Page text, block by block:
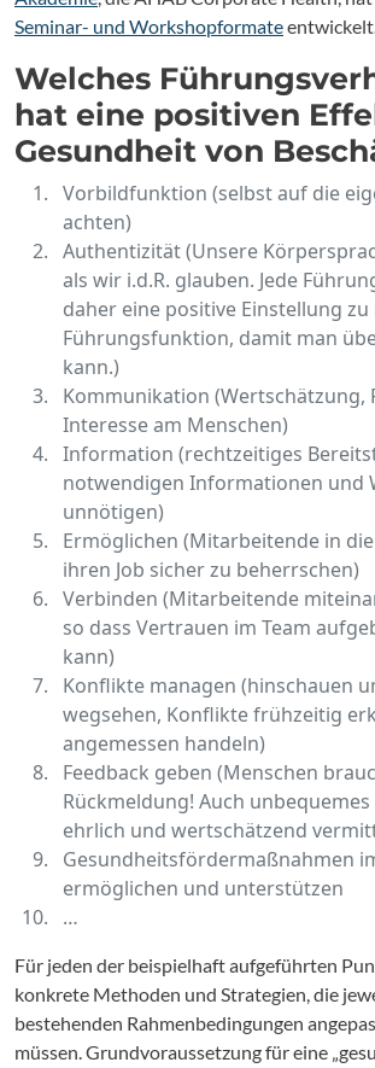
Seminar- und Workshopformate
Welches
hat eine positiven
Gesundheit von
Vorbildfunktion (selbst auf die
achten)
Authentizität (Unsere
als wir i.d.R. glauben. Jede
daher eine positive Einstellung
Führungsfunktion, damit man
kann.)
Kommunikation (Wertschätzung,
Interesse am Menschen)
Information (rechtzeitiges
notwendigen Informationen und
unnötigen)
Ermöglichen (Mitarbeitende in
ihren Job sicher zu beherrschen)
Verbinden (Mitarbeitende
so dass Vertrauen im Team
kann)
Konflikte managen (hinschauen
wegsehen, Konflikte frühzeitig
angemessen handeln)
Feedback geben (Menschen
Rückmeldung! Auch
ehrlich und wertschätzend
Gesundheitsfördermaßnahmen
ermöglichen und unterstützen
…
Für jeden der beispielhaft aufgeführten
konkrete Methoden und Strategien, die
bestehenden Rahmenbedingungen
müssen. Grundvoraussetzung für eine